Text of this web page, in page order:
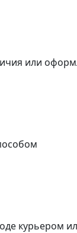
или
курьером